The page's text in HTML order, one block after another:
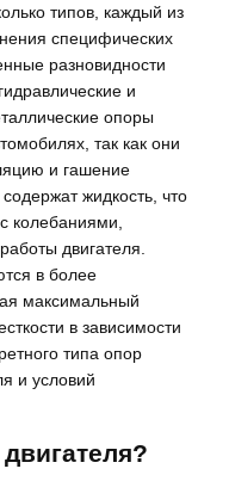
типов, каждый из
специфических
разновидности
и
опоры
так как они
и гашение
жидкость, что
колебаниями,
двигателя.
в более
максимальный
в зависимости
типа опор
и условий